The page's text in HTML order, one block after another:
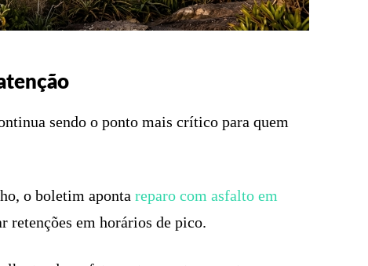
sendo o ponto mais crítico para quem
o boletim aponta reparo com asfalto em
retenções em horários de pico.